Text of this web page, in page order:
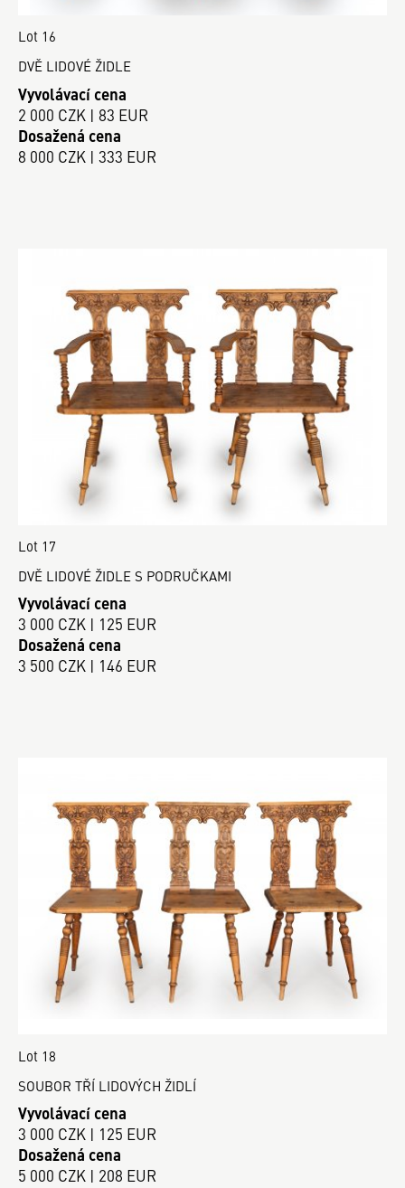
Lot 16
DVĚ LIDOVÉ ŽIDLE
Vyvolávací cena
2 000 CZK | 83 EUR
Dosažená cena
8 000 CZK | 333 EUR
Lot 17
DVĚ LIDOVÉ ŽIDLE S PODRUČKAMI
Vyvolávací cena
3 000 CZK | 125 EUR
Dosažená cena
3 500 CZK | 146 EUR
Lot 18
SOUBOR TŘÍ LIDOVÝCH ŽIDLÍ
Vyvolávací cena
3 000 CZK | 125 EUR
Dosažená cena
5 000 CZK | 208 EUR